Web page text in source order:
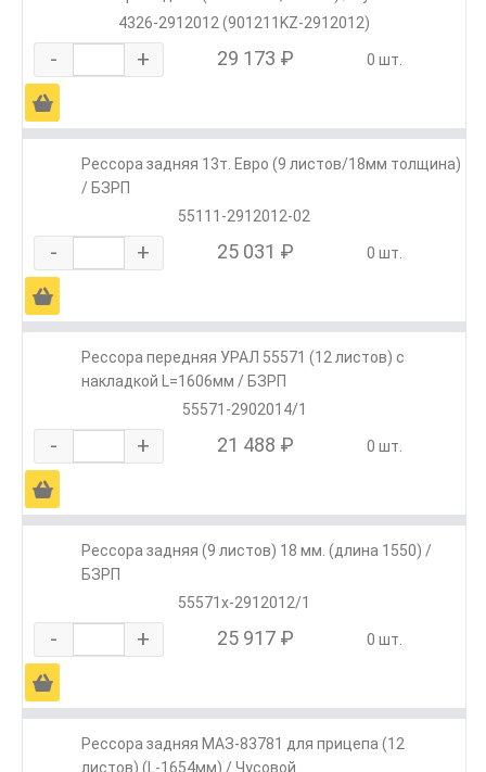
4326-2912012 (901211KZ-2912012)
- + 29 173 ₽ 0 шт.
Ä
Рессора задняя 13т. Евро (9 листов/18мм толщина)
/ БЗРП
55111-2912012-02
- + 25 031 ₽ 0 шт.
Ä
Рессора передняя УРАЛ 55571 (12 листов) с
накладкой L=1606мм / БЗРП
55571-2902014/1
- + 21 488 ₽ 0 шт.
Ä
Рессора задняя (9 листов) 18 мм. (длина 1550) /
БЗРП
55571х-2912012/1
- + 25 917 ₽ 0 шт.
Ä
Рессора задняя МАЗ-83781 для прицепа (12
листов) (L-1654мм) / Чусовой